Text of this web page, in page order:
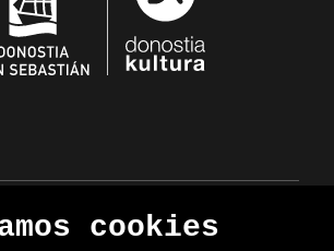
cookies